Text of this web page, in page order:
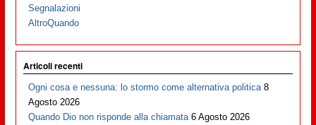
Segnalazioni
AltroQuando
Articoli recenti
Ogni cosa e nessuna: lo stormo come alternativa politica 8
Agosto 2026
Quando Dio non risponde alla chiamata 6 Agosto 2026